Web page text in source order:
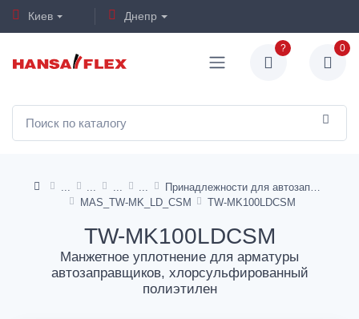
Киев Днепр
? 0
MAS_TW-MK_LD_CSM
TW-MK100LDCSM
TW-MK100LDCSM
Манжетное уплотнение для арматуры
автозаправщиков, хлорсульфированный
полиэтилен